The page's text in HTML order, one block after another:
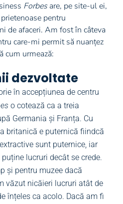
Forbesare, pe site-ul ei,
pentru
de afaceri. Am fost în câteva
care-mi permit să nuanțez
cum urmează:
dezvoltate
în accepțiunea de centru
o cotează ca a treia
Germania și Franța. Cu
britanică e puternică fiindcă
sunt puternice, iar
lucruri decât se crede.
și pentru muzee dacă
văzut nicăieri lucruri atât de
înțeles ca acolo. Dacă am fi